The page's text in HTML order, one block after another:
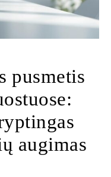
pusmetis
augimas